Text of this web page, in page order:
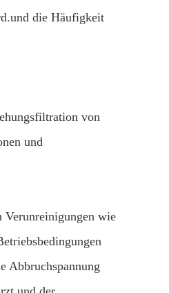
die Häufigkeit
von
und
wie
Abbruchspannung